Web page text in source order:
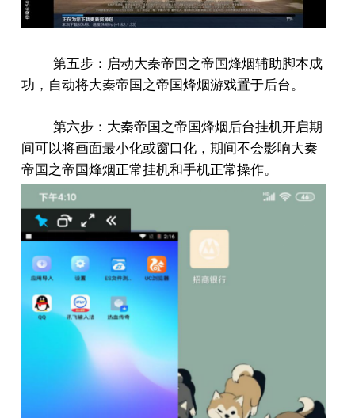
第五步：启动大秦帝国之帝国烽烟辅助脚本成
功，自动将大秦帝国之帝国烽烟游戏置于后台。
第六步：大秦帝国之帝国烽烟后台挂机开启期
间可以将画面最小化或窗口化，期间不会影响大秦
帝国之帝国烽烟正常挂机和手机正常操作。